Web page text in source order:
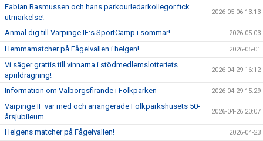
Fabian Rasmussen och hans parkourledarkollegor fick
utmärkelse!
2026-05-06 13:13
Anmäl dig till Värpinge IF:s SportCamp i sommar! 2026-05-03
Hemmamatcher på Fågelvallen i helgen! 2026-05-01
Vi säger grattis till vinnarna i stödmedlemslotteriets
aprildragning!
2026-04-29 16:12
Information om Valborgsfirande i Folkparken 2026-04-29 15:29
Värpinge IF var med och arrangerade Folkparkshusets 50-
årsjubileum
2026-04-26 20:07
Helgens matcher på Fågelvallen! 2026-04-23